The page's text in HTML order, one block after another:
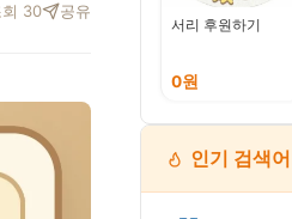
회 30 공유
서리 후원하기
0원
인기 검색어